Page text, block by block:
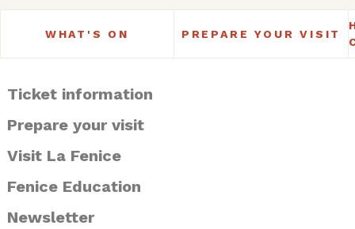
WHAT'S ON PREPARE YOUR VISIT
Ticket information
Prepare your visit
Visit La Fenice
Fenice Education
Newsletter